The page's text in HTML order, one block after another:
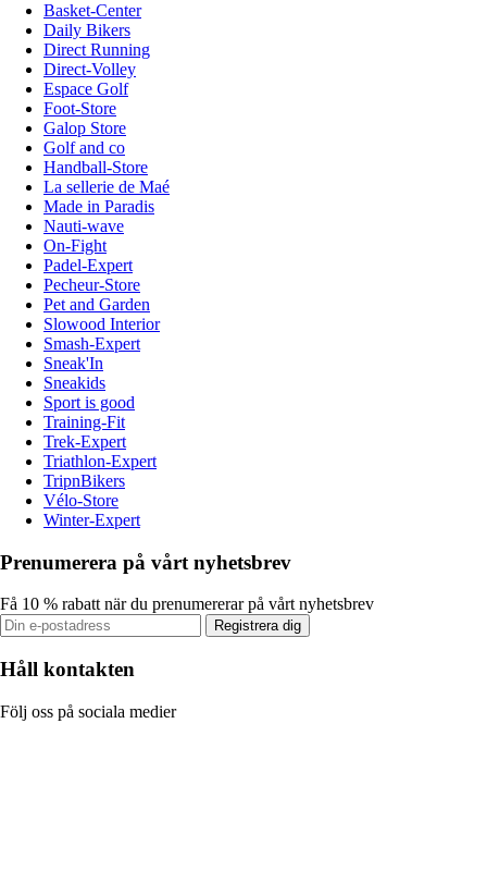
Basket-Center
Daily Bikers
Direct Running
Direct-Volley
Espace Golf
Foot-Store
Galop Store
Golf and co
Handball-Store
La sellerie de Maé
Made in Paradis
Nauti-wave
On-Fight
Padel-Expert
Pecheur-Store
Pet and Garden
Slowood Interior
Smash-Expert
Sneak'In
Sneakids
Sport is good
Training-Fit
Trek-Expert
Triathlon-Expert
TripnBikers
Vélo-Store
Winter-Expert
Prenumerera på vårt nyhetsbrev
Få 10 % rabatt när du prenumererar på vårt nyhetsbrev
Registrera dig
Håll kontakten
Följ oss på sociala medier